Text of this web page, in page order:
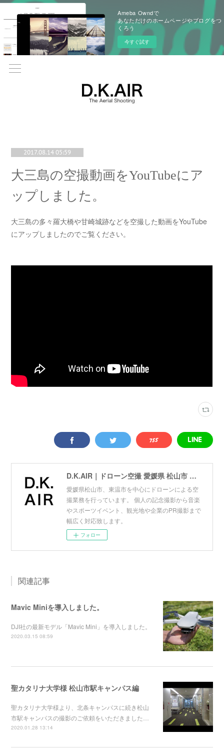
Ameba Owndで
あなただけのホームページやブログをつ
くろう
今すぐ試す
2017.08.14 05:59
大三島の空撮動画をYouTubeにア
ップしました。
大三島の多々羅大橋や甘崎城跡などを空撮した動画をYouTube
にアップしましたのでご覧ください。
D.K.AIR｜ドローン空撮 愛媛県 松山市 東温市
愛媛県松山市、東温市を中心にドローンによる空
撮業務を行っています。 個人の記念撮影から音楽
やスポーツイベント、観光地や企業のPR撮影まで
幅広く対応致します。
フォロー
関連記事
Mavic Miniを導入しました。
DJI社の最新モデル「Mavic Mini」を導入しました。
2020.03.15 08:59
聖カタリナ大学様 松山市駅キャンパス編
聖カタリナ大学様より、北条キャンパスに続き松山
市駅キャンパスの撮影のご依頼をいただきました…
2020.01.28 13:14